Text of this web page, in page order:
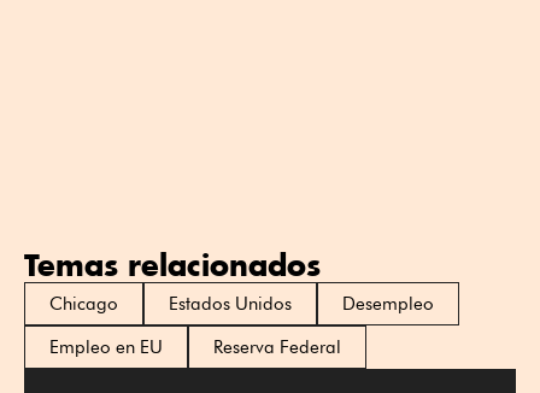
Temas relacionados
Chicago Estados Unidos
Desempleo
Empleo en EU
Reserva Federal